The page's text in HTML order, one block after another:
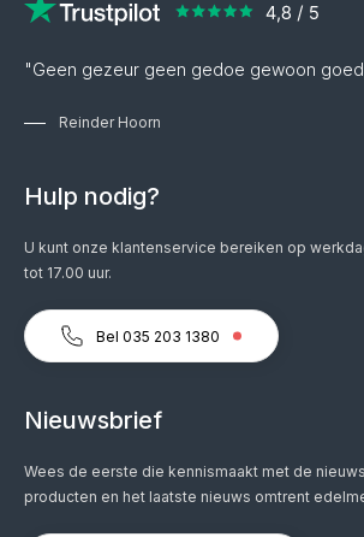
"Geen gezeur geen gedoe gewoon
Reinder Hoorn
Hulp nodig?
U kunt onze klantenservice bereiken op
tot 17.00 uur.
Bel 035 203 1380
Nieuwsbrief
Wees de eerste die kennismaakt met de
producten en het laatste nieuws omtrent